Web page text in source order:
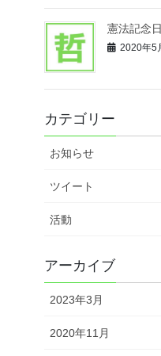
憲法記念日
2020年5
カテゴリー
お知らせ
ツイート
活動
アーカイブ
2023年3月
2020年11月